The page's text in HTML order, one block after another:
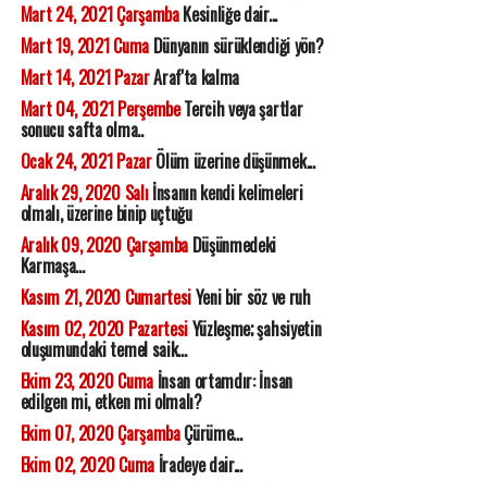
Mart 24, 2021 ÇarşambaKesinliğe dair...
Mart 19, 2021 CumaDünyanın sürüklendiği yön?
Mart 14, 2021 PazarAraf'ta kalma
Mart 04, 2021 PerşembeTercih veya şartlar
sonucu safta olma..
Ocak 24, 2021 PazarÖlüm üzerine düşünmek...
Aralık 29, 2020 Salıİnsanın kendi kelimeleri
olmalı, üzerine binip uçtuğu
Aralık 09, 2020 ÇarşambaDüşünmedeki
Karmaşa...
Kasım 21, 2020 CumartesiYeni bir söz ve ruh
Kasım 02, 2020 PazartesiYüzleşme; şahsiyetin
oluşumundaki temel saik...
Ekim 23, 2020 Cumaİnsan ortamdır: İnsan
edilgen mi, etken mi olmalı?
Ekim 07, 2020 ÇarşambaÇürüme...
Ekim 02, 2020 Cumaİradeye dair...